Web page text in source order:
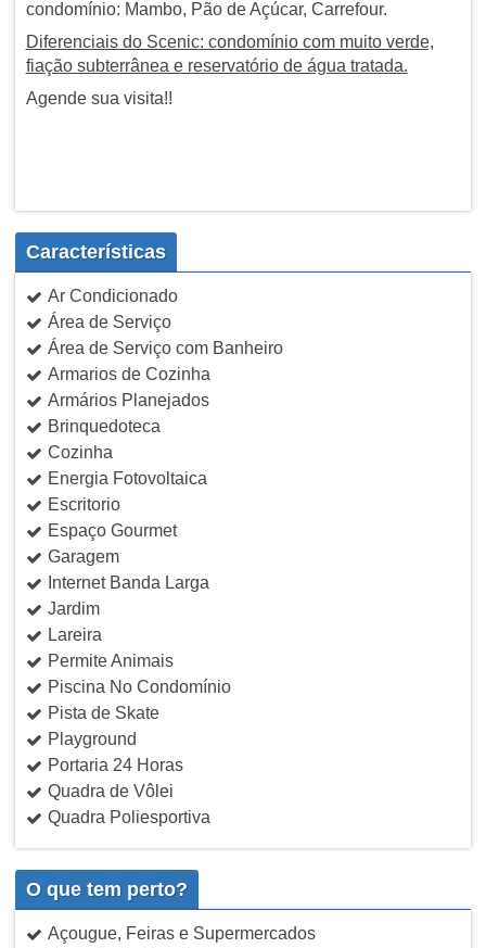
condomínio: Mambo, Pão de Açúcar, Carrefour.
Diferenciais do Scenic: condomínio com muito verde,
fiação subterrânea e reservatório de água tratada.
Agende sua visita!!
Características
Ar Condicionado
Área de Serviço
Área de Serviço com Banheiro
Armarios de Cozinha
Armários Planejados
Brinquedoteca
Cozinha
Energia Fotovoltaica
Escritorio
Espaço Gourmet
Garagem
Internet Banda Larga
Jardim
Lareira
Permite Animais
Piscina No Condomínio
Pista de Skate
Playground
Portaria 24 Horas
Quadra de Vôlei
Quadra Poliesportiva
O que tem perto?
Açougue, Feiras e Supermercados